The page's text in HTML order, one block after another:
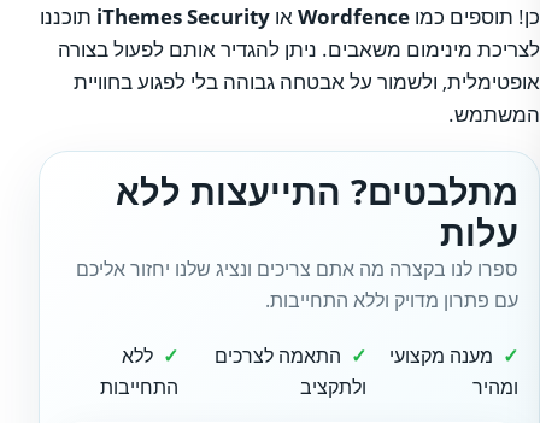
כן! תוספים כמו Wordfenceאו iThemes Security תוכננו
לצריכת מינימום משאבים. ניתן להגדיר אותם לפעול בצורה
אופטימלית, ולשמור על אבטחה גבוהה בלי לפגוע בחוויית
המשתמש.
מתלבטים? התייעצות ללא
עלות
ספרו לנו בקצרה מה אתם צריכים ונציג שלנו יחזור אליכם
עם פתרון מדויק וללא התחייבות.
מענה מקצועי
ומהיר
התאמה לצרכים
ולתקציב
ללא
התחייבות